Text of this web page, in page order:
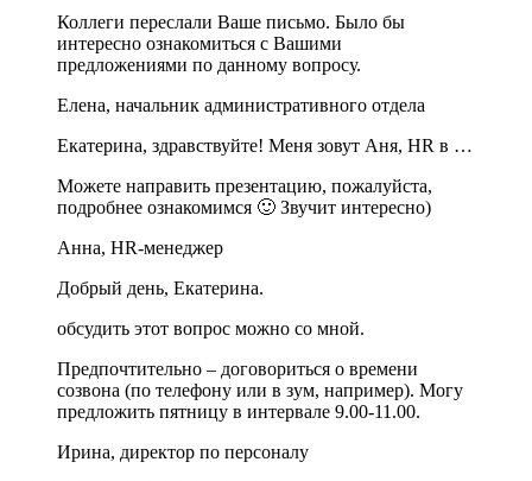
Коллеги переслали Ваше письмо. Было бы
интересно ознакомиться с Вашими
предложениями по данному вопросу.
Елена, начальник административного отдела
Екатерина, здравствуйте! Меня зовут Аня, HR в …
Можете направить презентацию, пожалуйста,
подробнее ознакомимся 🙂 Звучит интересно)
Анна, HR-менеджер
Добрый день, Екатерина.
обсудить этот вопрос можно со мной.
Предпочтительно – договориться о времени
созвона (по телефону или в зум, например). Могу
предложить пятницу в интервале 9.00-11.00.
Ирина, директор по персоналу